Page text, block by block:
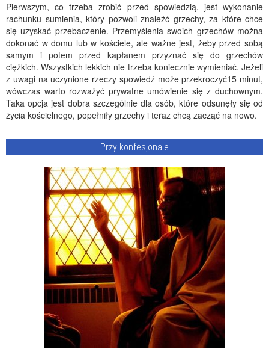
Pierwszym, co trzeba zrobić przed spowiedzią, jest wykonanie
rachunku sumienia, który pozwoli znaleźć grzechy, za które chce
się uzyskać przebaczenie. Przemyślenia swoich grzechów można
dokonać w domu lub w kościele, ale ważne jest, żeby przed sobą
samym i potem przed kapłanem przyznać się do grzechów
ciężkich. Wszystkich lekkich nie trzeba koniecznie wymieniać. Jeżeli
z uwagi na uczynione rzeczy spowiedź może przekroczyć15 minut,
wówczas warto rozważyć prywatne umówienie się z duchownym.
Taka opcja jest dobra szczególnie dla osób, które odsunęły się od
życia kościelnego, popełniły grzechy i teraz chcą zacząć na nowo.
Przy konfesjonale